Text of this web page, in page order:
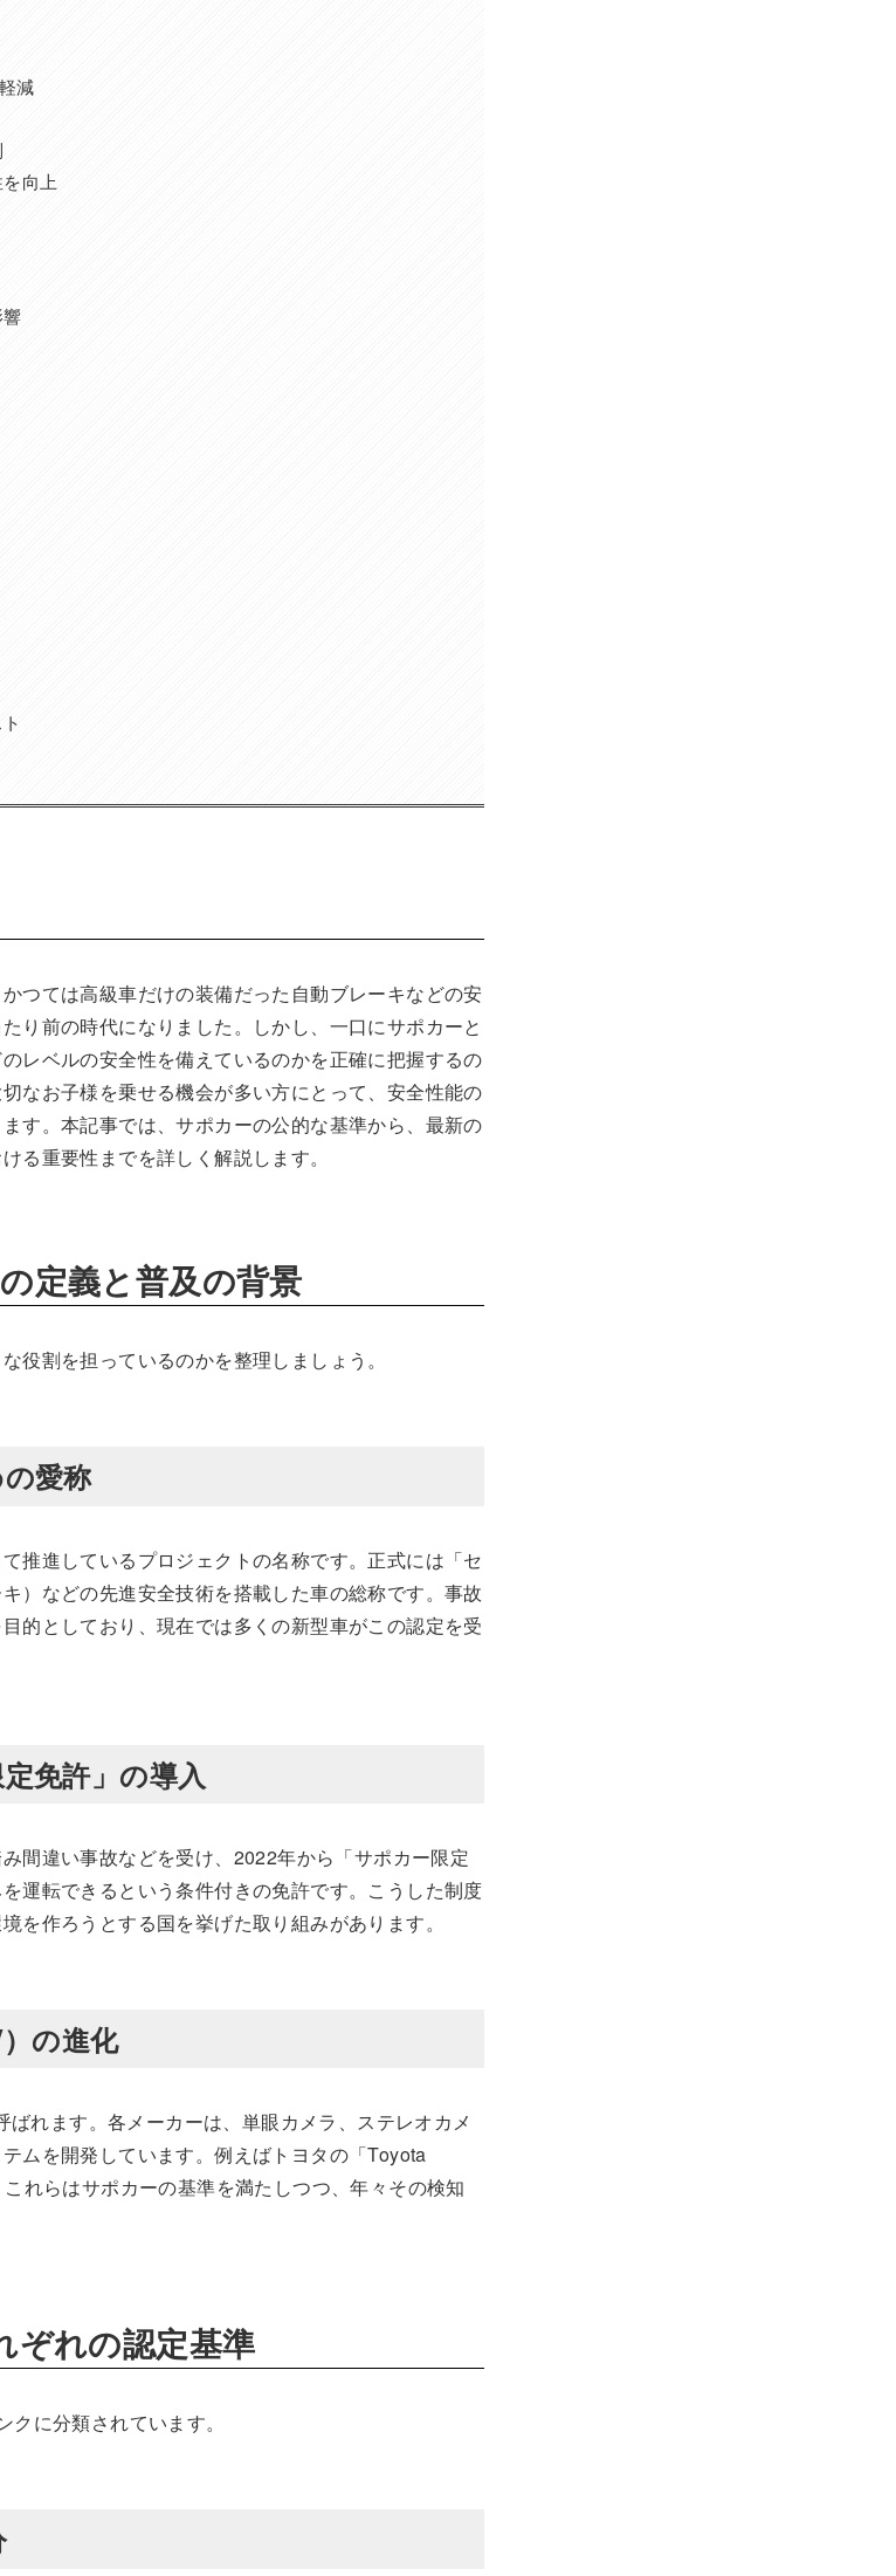
減
向上
つては高級車だけの装備だった自動ブレーキなどの安
り前の時代になりました。しかし、一口にサポカーと
レベルの安全性を備えているのかを正確に把握するの
なお子様を乗せる機会が多い方にとって、安全性能の
す。本記事では、サポカーの公的な基準から、最新の
る重要性までを詳しく解説します。
定義と普及の背景
役割を担っているのかを整理しましょう。
愛称
推進しているプロジェクトの名称です。正式には「セ
）などの先進安全技術を搭載した車の総称です。事故
的としており、現在では多くの新型車がこの認定を受
免許」の導入
間違い事故などを受け、2022年から「サポカー限定
運転できるという条件付きの免許です。こうした制度
を作ろうとする国を挙げた取り組みがあります。
の進化
れます。各メーカーは、単眼カメラ、ステレオカメ
ムを開発しています。例えばトヨタの「Toyota
れらはサポカーの基準を満たしつつ、年々その検知
ぞれの認定基準
に分類されています。